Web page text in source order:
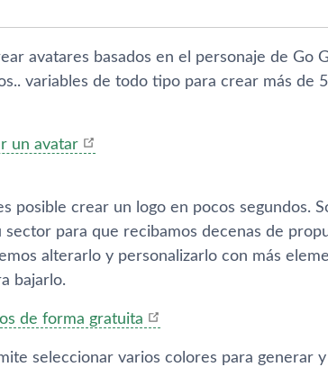
avatares basados en el personaje de Go
variables de todo tipo para crear más de
un avatar
posible crear un logo en pocos segundos.
para que recibamos decenas de
alterarlo y personalizarlo con más
bajarlo.
de forma gratuita
seleccionar varios colores para generar